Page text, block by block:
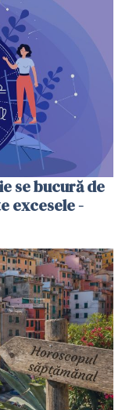
se bucură de
excesele -